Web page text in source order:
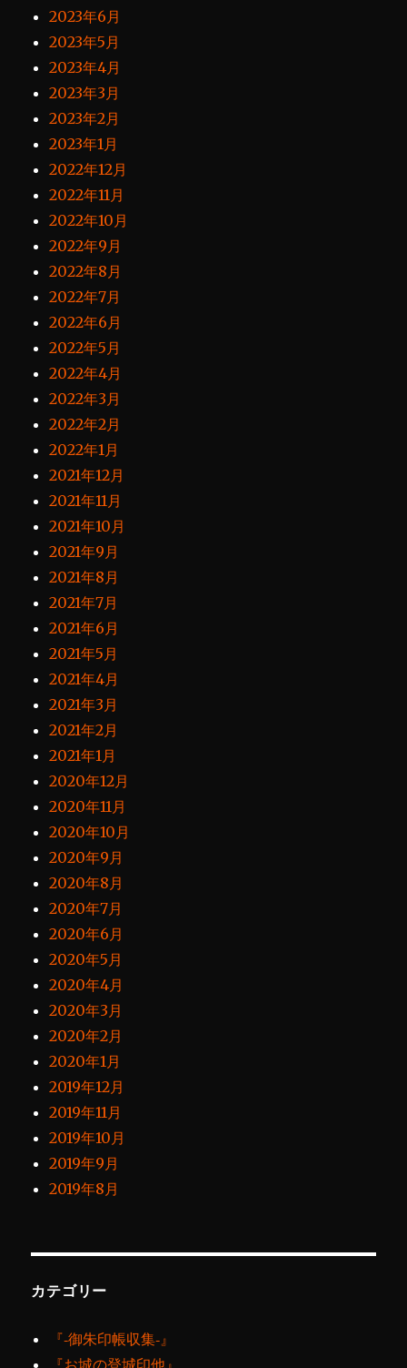
2023年6月
2023年5月
2023年4月
2023年3月
2023年2月
2023年1月
2022年12月
2022年11月
2022年10月
2022年9月
2022年8月
2022年7月
2022年6月
2022年5月
2022年4月
2022年3月
2022年2月
2022年1月
2021年12月
2021年11月
2021年10月
2021年9月
2021年8月
2021年7月
2021年6月
2021年5月
2021年4月
2021年3月
2021年2月
2021年1月
2020年12月
2020年11月
2020年10月
2020年9月
2020年8月
2020年7月
2020年6月
2020年5月
2020年4月
2020年3月
2020年2月
2020年1月
2019年12月
2019年11月
2019年10月
2019年9月
2019年8月
カテゴリー
『‐御朱印帳収集‐』
『お城の登城印他』